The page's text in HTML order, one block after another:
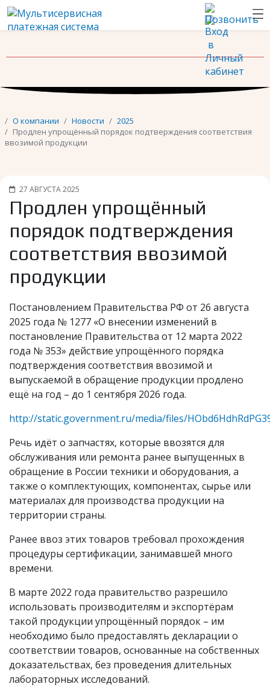
О компании Новости
2025
Продлен упрощённый порядок подтверждения соответствия
ввозимой продукции
27 АВГУСТА 2025
Продлен упрощённый
порядок подтверждения
соответствия ввозимой
продукции
Постановлением Правительства РФ от 26 августа
2025 года № 1277 «О внесении изменений в
постановление Правительства от 12 марта 2022
года № 353» действие упрощённого порядка
подтверждения соответствия ввозимой и
выпускаемой в обращение продукции продлено
ещё на год – до 1 сентября 2026 года.
http://static.government.ru/media/files/
Речь идёт о запчастях, которые ввозятся для
обслуживания или ремонта ранее выпущенных в
обращение в России техники и оборудования, а
также о комплектующих, компонентах, сырье или
материалах для производства продукции на
территории страны.
Ранее ввоз этих товаров требовал прохождения
процедуры сертификации, занимавшей много
времени.
В марте 2022 года правительство разрешило
использовать производителям и экспортёрам
такой продукции упрощённый порядок – им
необходимо было предоставлять декларации о
соответствии товаров, основанные на собственных
доказательствах, без проведения длительных
лабораторных исследований.